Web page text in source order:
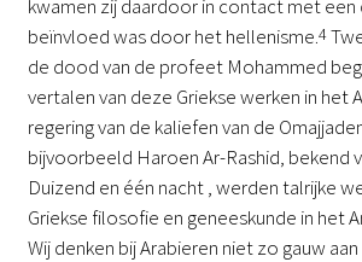
kwamen zij daardoor in contact met een
beïnvloed was door het hellenisme.4
de dood van de profeet Mohammed
vertalen van deze Griekse werken in het
regering van de kaliefen van de
bijvoorbeeld Haroen Ar-Rashid, bekend
Duizend en één nacht , werden talrijke
Griekse filosofie en geneeskunde in het
Wij denken bij Arabieren niet zo gauw